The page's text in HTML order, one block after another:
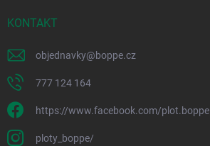
KONTAKT
objednavky@boppe.cz
777 124 164
https://www.facebook.com/plot.boppe
ploty_boppe/